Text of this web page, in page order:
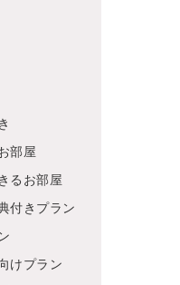
部屋
るお部屋
付きプラン
けプラン